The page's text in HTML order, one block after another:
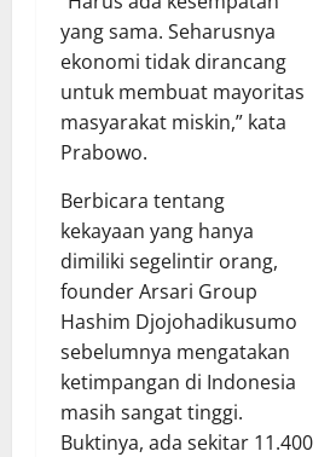
yang sama. Seharusnya
ekonomi tidak dirancang
untuk membuat mayoritas
masyarakat miskin,” kata
Prabowo.
Berbicara tentang
kekayaan yang hanya
dimiliki segelintir orang,
founder Arsari Group
Hashim Djojohadikusumo
sebelumnya mengatakan
ketimpangan di Indonesia
masih sangat tinggi.
Buktinya, ada sekitar 11.400